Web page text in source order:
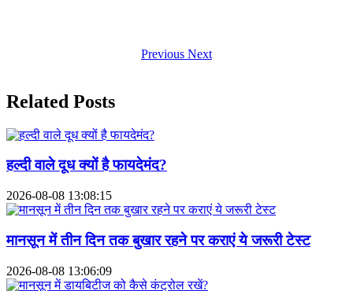
Previous Next
Related Posts
हल्दी वाले दूध क्यों है फायदेमंद?
2026-08-08 13:08:15
मानसून में तीन दिन तक बुखार रहने पर कराएं ये जरूरी टेस्ट
2026-08-08 13:06:09